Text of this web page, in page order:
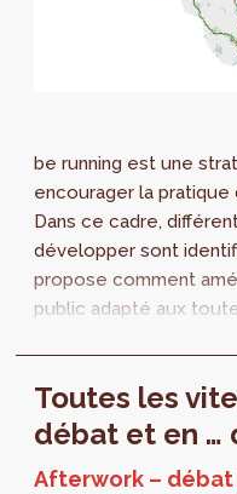
be running est une
encourager la pratique
Dans ce cadre,
développer sont
propose comment
public adapté aux
Toutes les
débat et en …
Afterwork – débat